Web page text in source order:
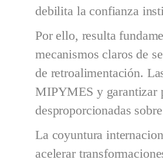
debilita la confianza
Por ello, resulta
mecanismos claros de
de retroalimentación.
MIPYMES y garantizar
desproporcionadas
La coyuntura
acelerar